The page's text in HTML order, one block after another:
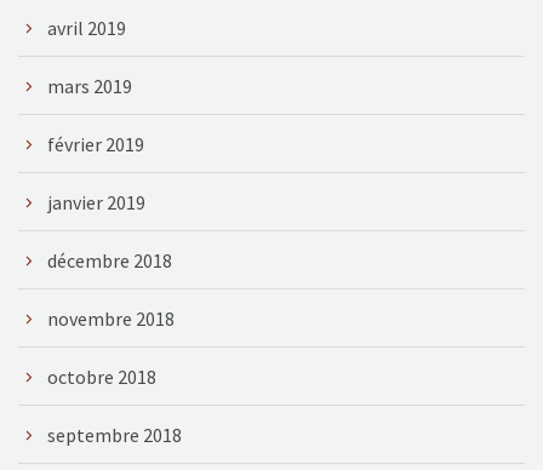
avril 2019
mars 2019
février 2019
janvier 2019
décembre 2018
novembre 2018
octobre 2018
septembre 2018